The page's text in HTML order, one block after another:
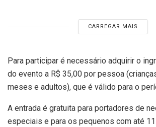
CARREGAR MAIS
Para participar é necessário adquirir o
do evento a R$ 35,00 por pessoa
meses e adultos), que é válido para o
A entrada é gratuita para portadores de
especiais e para os pequenos com até